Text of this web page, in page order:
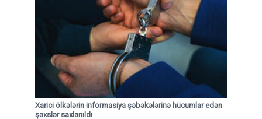
Xarici ölkələrin informasiya şəbəkələrinə hücumlar edən
şəxslər saxlanıldı